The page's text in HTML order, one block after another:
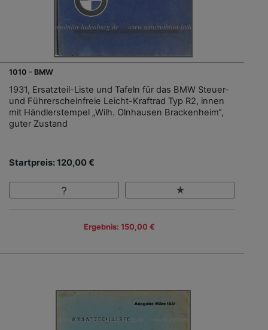
1010 - BMW
1931, Ersatzteil-Liste und Tafeln für das BMW Steuer-
und Führerscheinfreie Leicht-Kraftrad Typ R2, innen
mit Händlerstempel „Wilh. Olnhausen Brackenheim“,
guter Zustand
Startpreis: 120,00 €
Ergebnis: 150,00 €